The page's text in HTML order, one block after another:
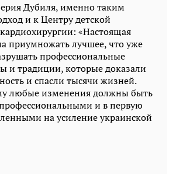
Дубиля, именно таким
и к Центру детской
«Настоящая
приумножать лучшее, что уже
профессиональные
и традиции, которые доказали
и спасли тысячи жизней.
любые изменения должны быть
и в первую
на усиление украинской